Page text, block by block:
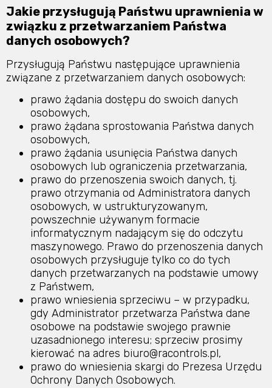
Jakie przysługują Państwu uprawnienia w
związku z przetwarzaniem Państwa
danych osobowych?
Przysługują Państwu następujące uprawnienia
związane z przetwarzaniem danych osobowych:
prawo żądania dostępu do swoich danych
osobowych,
prawo żądana sprostowania Państwa danych
osobowych,
prawo żądania usunięcia Państwa danych
osobowych lub ograniczenia przetwarzania,
prawo do przenoszenia swoich danych, tj.
prawo otrzymania od Administratora danych
osobowych, w ustrukturyzowanym,
powszechnie używanym formacie
informatycznym nadającym się do odczytu
maszynowego. Prawo do przenoszenia danych
osobowych przysługuje tylko co do tych
danych przetwarzanych na podstawie umowy
z Państwem,
prawo wniesienia sprzeciwu – w przypadku,
gdy Administrator przetwarza Państwa dane
osobowe na podstawie swojego prawnie
uzasadnionego interesu; sprzeciw prosimy
kierować na adres biuro@racontrols.pl,
prawo do wniesienia skargi do Prezesa Urzędu
Ochrony Danych Osobowych.